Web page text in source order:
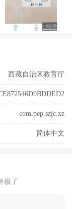
西藏自治区教育厅
com.pep.szjc.xz
简体中文
极了